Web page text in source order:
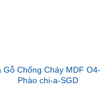
Gỗ Chống Cháy MDF
Phào chi-a-SGD